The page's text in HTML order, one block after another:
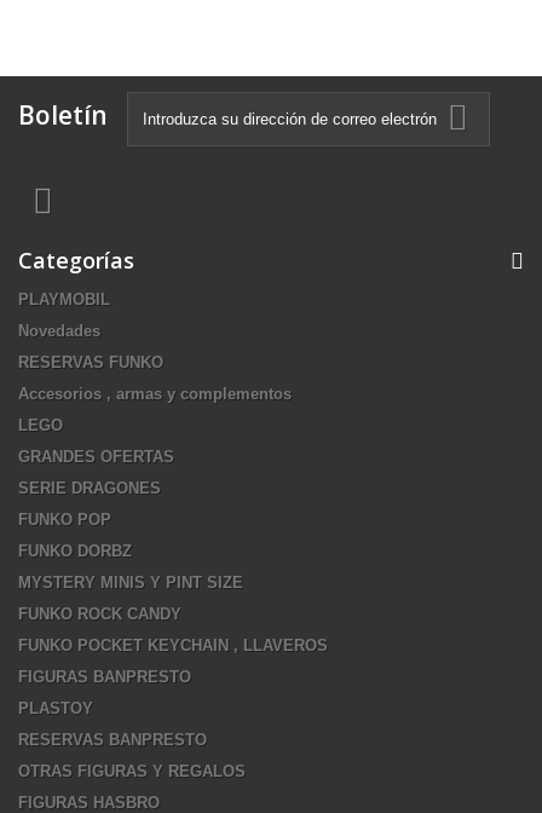
Boletín
Categorías
PLAYMOBIL
Novedades
RESERVAS FUNKO
Accesorios , armas y complementos
LEGO
GRANDES OFERTAS
SERIE DRAGONES
FUNKO POP
FUNKO DORBZ
MYSTERY MINIS Y PINT SIZE
FUNKO ROCK CANDY
FUNKO POCKET KEYCHAIN , LLAVEROS
FIGURAS BANPRESTO
PLASTOY
RESERVAS BANPRESTO
OTRAS FIGURAS Y REGALOS
FIGURAS HASBRO